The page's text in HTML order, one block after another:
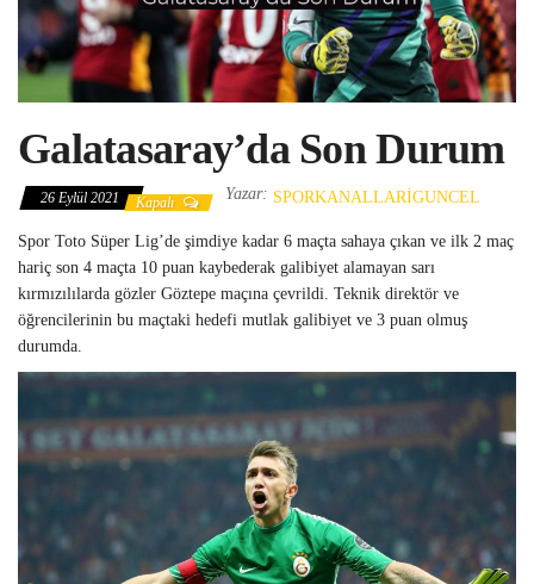
Galatasaray’da Son Durum
26 Eylül 2021 Kapalı Yazar: SPORKANALLARIGUNCEL
Spor Toto Süper Lig’de şimdiye kadar 6 maçta sahaya çıkan ve ilk 2 maç
hariç son 4 maçta 10 puan kaybederak galibiyet alamayan sarı
kırmızılılarda gözler Göztepe maçına çevrildi. Teknik direktör ve
öğrencilerinin bu maçtaki hedefi mutlak galibiyet ve 3 puan olmuş
durumda.